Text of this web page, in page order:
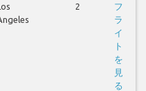
2
フ
ラ
イ
ト
を
見
る